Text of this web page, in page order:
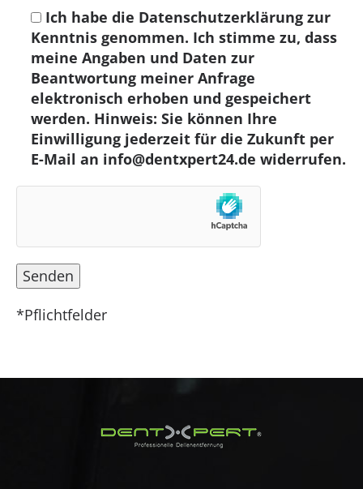
Ich habe die Datenschutzerklärung zur
Kenntnis genommen. Ich stimme zu, dass
meine Angaben und Daten zur
Beantwortung meiner Anfrage
elektronisch erhoben und gespeichert
werden. Hinweis: Sie können Ihre
Einwilligung jederzeit für die Zukunft per
E-Mail an info@dentxpert24.de widerrufen.
*Pflichtfelder